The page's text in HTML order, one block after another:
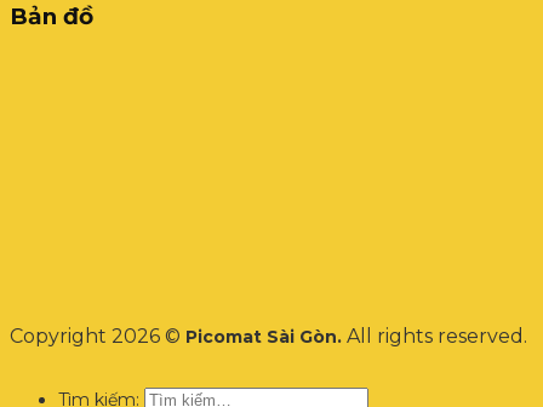
Bản đồ
Copyright 2026 © Picomat Sài Gòn. All rights reserved.
Tìm kiếm: